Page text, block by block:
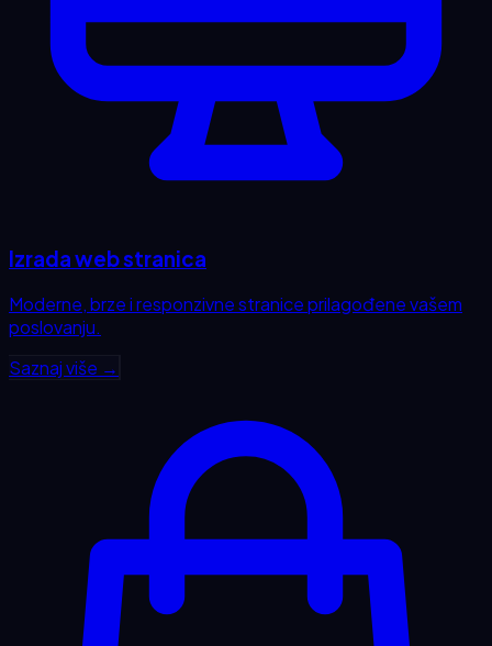
Izrada web stranica
Moderne, brze i responzivne stranice prilagođene vašem
poslovanju.
Saznaj više →